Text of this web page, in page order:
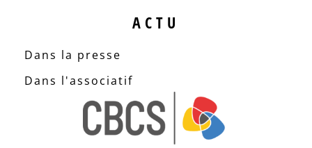
ACTU
Dans la presse
Dans l'associatif